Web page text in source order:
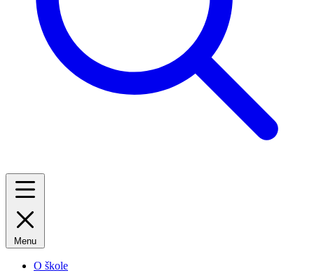
Menu
O škole